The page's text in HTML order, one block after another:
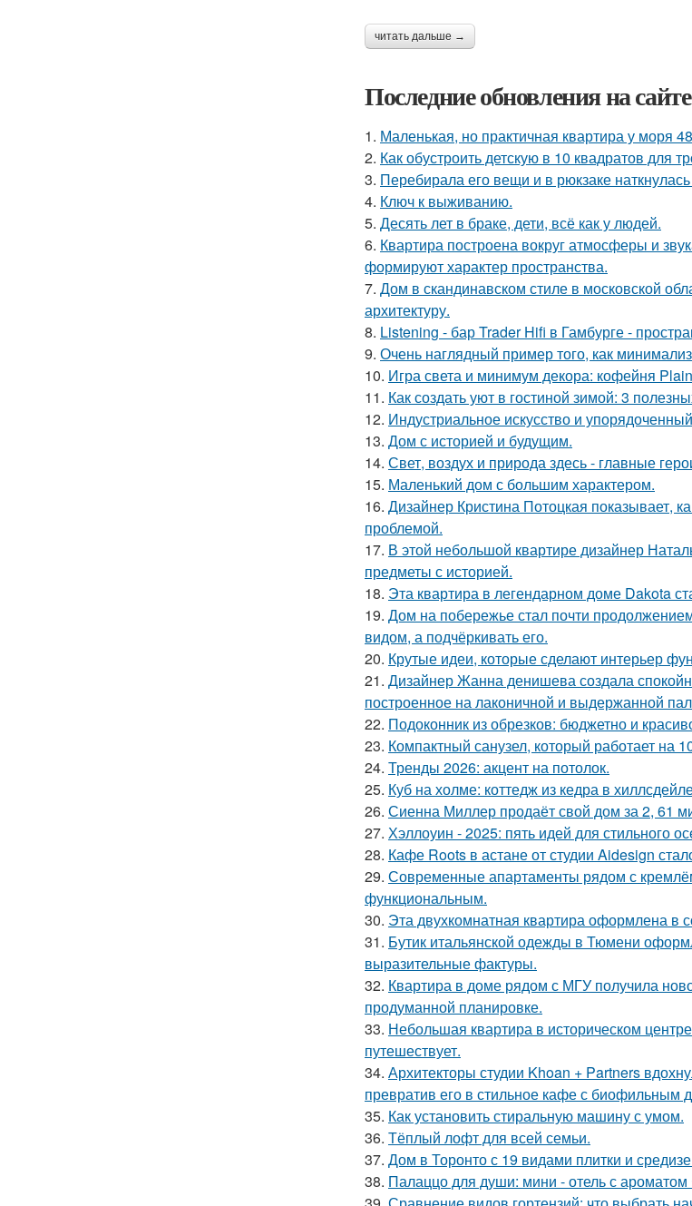
читать дальше →
Последние обновления на
1. Маленькая, но практичная квартира у моря
2. Как обустроить детскую в 10 квадратов для
3. Перебирала его вещи и в рюкзаке наткнулась
4. Ключ к выживанию.
5. Десять лет в браке, дети, всё как у людей.
6. Квартира построена вокруг атмосферы и
формируют характер пространства.
7. Дом в скандинавском стиле в московской
архитектуру.
8. Listening - бар Trader Hifi в Гамбурге -
9. Очень наглядный пример того, как
10. Игра света и минимум декора: кофейня
11. Как создать уют в гостиной зимой: 3
12. Индустриальное искусство и
13. Дом с историей и будущим.
14. Свет, воздух и природа здесь - главные
15. Маленький дом с большим характером.
16. Дизайнер Кристина Потоцкая показывает,
проблемой.
17. В этой небольшой квартире дизайнер
предметы с историей.
18. Эта квартира в легендарном доме Dakota
19. Дом на побережье стал почти
видом, а подчёркивать его.
20. Крутые идеи, которые сделают интерьер
21. Дизайнер Жанна денишева создала
построенное на лаконичной и выдержанной
22. Подоконник из обрезков: бюджетно и
23. Компактный санузел, который работает на
24. Тренды 2026: акцент на потолок.
25. Куб на холме: коттедж из кедра в
26. Сиенна Миллер продаёт свой дом за 2, 61
27. Хэллоуин - 2025: пять идей для стильного
28. Кафе Roots в астане от студии Aidesign
29. Современные апартаменты рядом с
функциональным.
30. Эта двухкомнатная квартира оформлена в
31. Бутик итальянской одежды в Тюмени
выразительные фактуры.
32. Квартира в доме рядом с МГУ получила
продуманной планировке.
33. Небольшая квартира в историческом
путешествует.
34. Архитекторы студии Khoan + Partners
превратив его в стильное кафе с биофильным
35. Как установить стиральную машину с умом.
36. Тёплый лофт для всей семьи.
37. Дом в Торонто с 19 видами плитки и
38. Палаццо для души: мини - отель с